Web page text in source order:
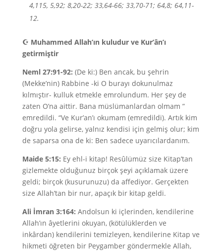
4,115, 5,92; 8,20-22; 33,64-66; 33,70-71; 64,8; 64,11-
12.
☪ Muhammed Allah’ın kuludur ve Kur’ân’ı
getirmiştir
Neml 27:91-92: (De ki:) Ben ancak, bu şehrin
(Mekke’nin) Rabbine -ki O burayı dokunulmaz
kılmıştır- kulluk etmekle emrolundum. Her şey de
zaten O’na aittir. Bana müslümanlardan olmam ”
emredildi. “Ve Kur’an’ı okumam (emredildi). Artık kim
doğru yola gelirse, yalnız kendisi için gelmiş olur; kim
de saparsa ona de ki: Ben sadece uyarıcılardanım.
Maide 5:15: Ey ehl-i kitap! Resûlümüz size Kitap’tan
gizlemekte olduğunuz birçok şeyi açıklamak üzere
geldi; birçok (kusurunuzu) da affediyor. Gerçekten
size Allah’tan bir nur, apaçık bir kitap geldi.
Ali İmran 3:164: Andolsun ki içlerinden, kendilerine
Allah’ın âyetlerini okuyan, (kötülüklerden ve
inkârdan) kendilerini temizleyen, kendilerine Kitap ve
hikmeti öğreten bir Peygamber göndermekle Allah,